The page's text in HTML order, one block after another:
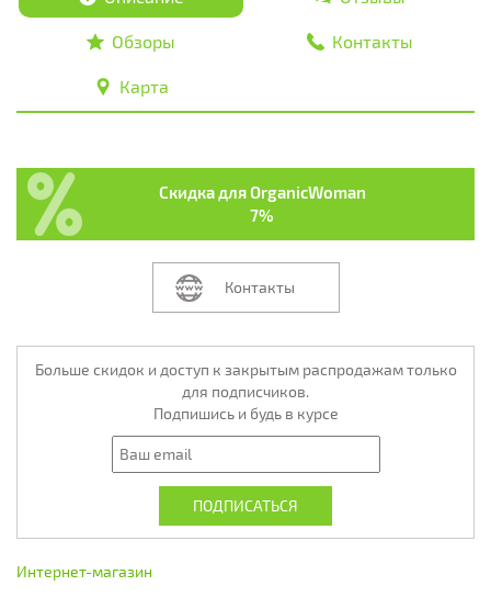
Обзоры Контакты
Карта
Скидка для OrganicWoman
7%
Контакты
Больше скидок и доступ к закрытым распродажам только
для подписчиков.
Подпишись и будь в курсе
Интернет-магазин